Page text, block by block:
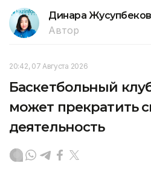
Динара
Автор
20:42, 07 Августа 2026
Баскетбольный
может прекратить
деятельность